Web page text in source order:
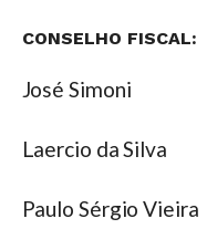
CONSELHO FISCAL:
José Simoni
Laercio da Silva
Paulo Sérgio Vieira